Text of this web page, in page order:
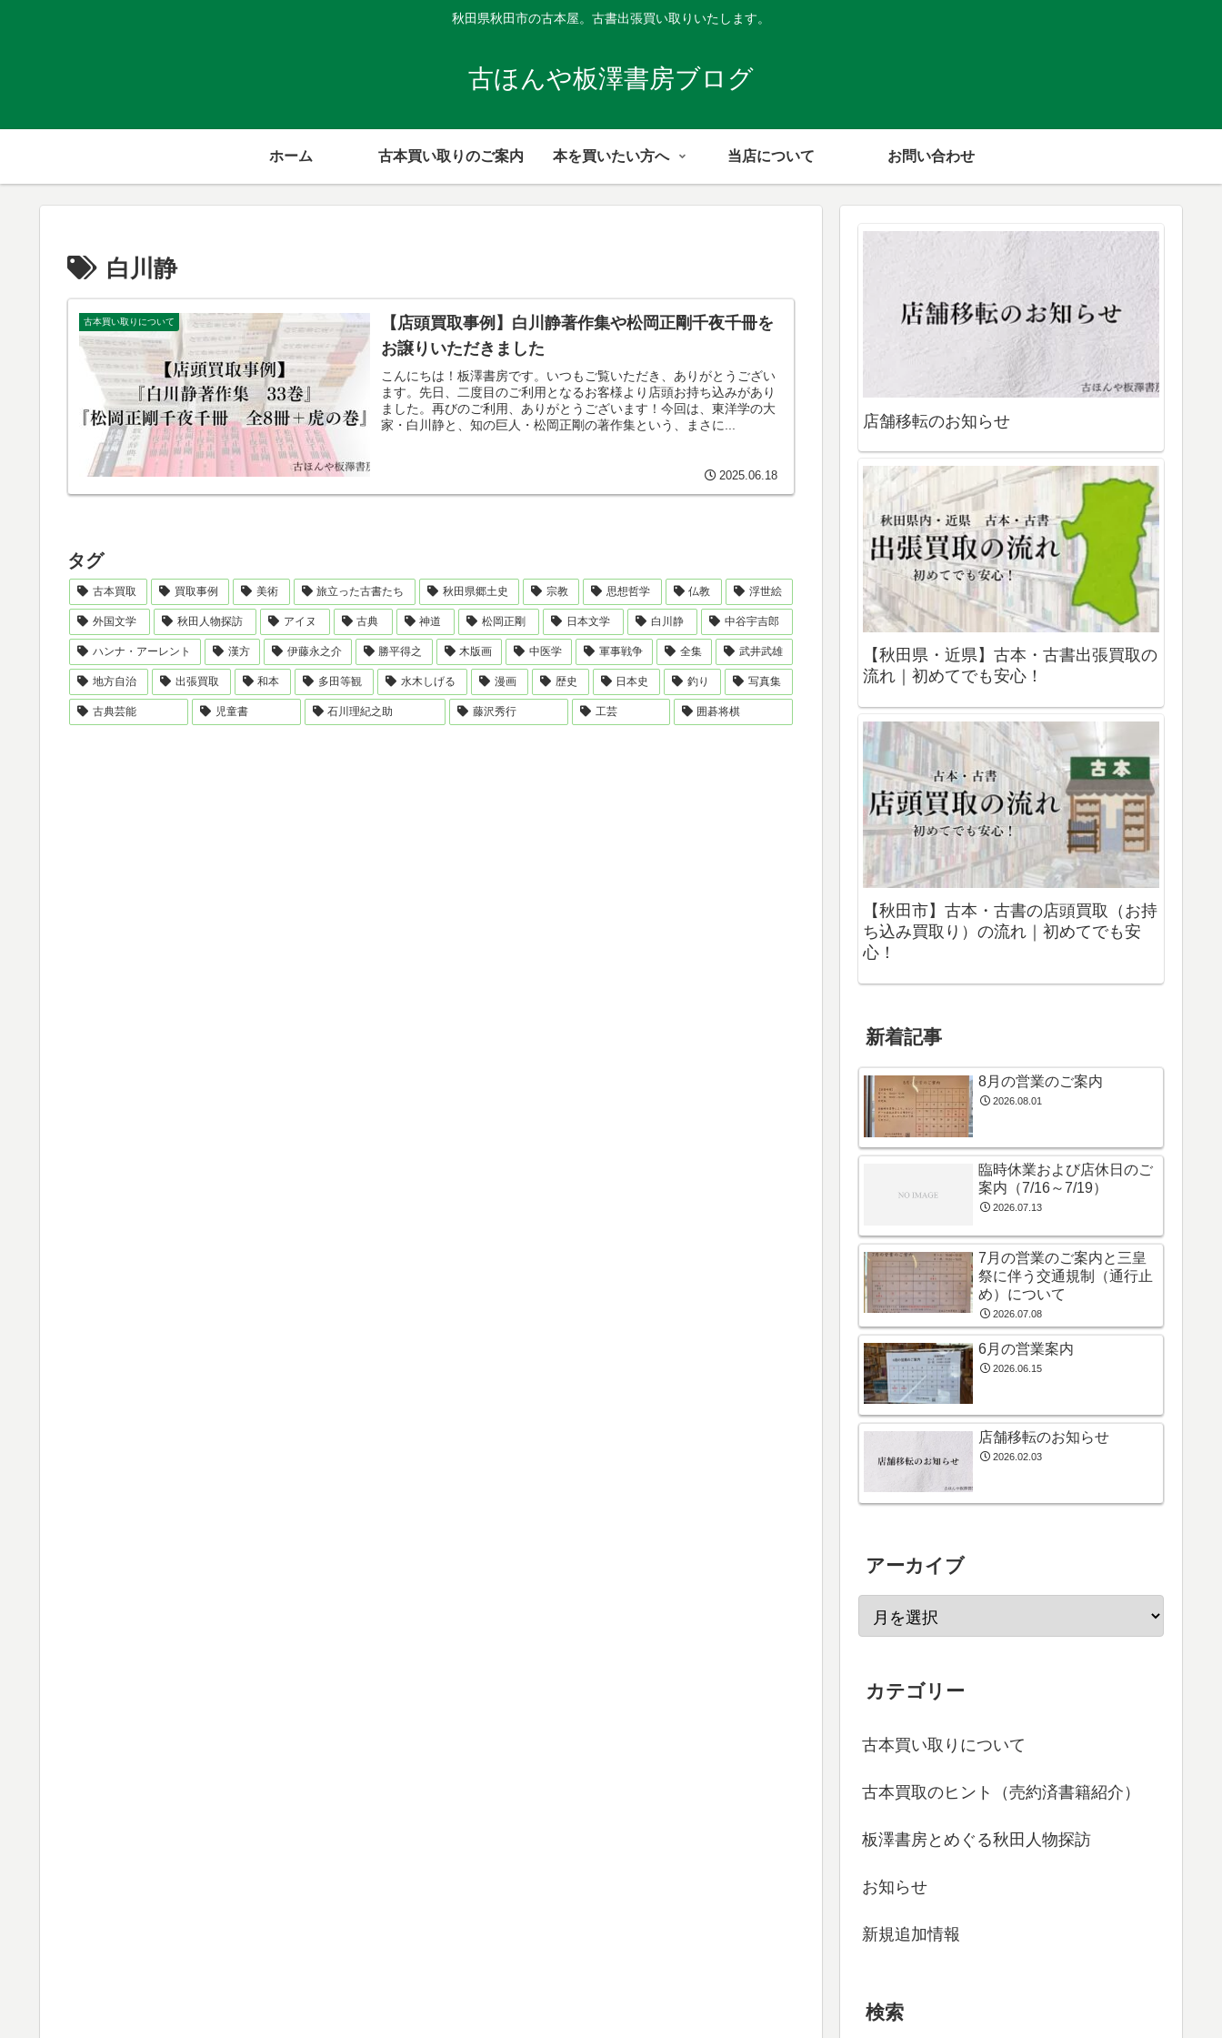
秋田県秋田市の古本屋。古書出張買い取りいたします。
古ほんや板澤書房ブログ
ホーム 古本買い取りのご案内 本を買いたい方へ 当店について お問い合わせ
白川静
古本買い取りについて
【店頭買取事例】白川静著作集や松岡正剛千夜千冊を
お譲りいただきました
こんにちは！板澤書房です。いつもご覧いただき、ありがとうござい
ます。先日、二度目のご利用となるお客様より店頭お持ち込みがあり
ました。再びのご利用、ありがとうございます！今回は、東洋学の大
家・白川静と、知の巨人・松岡正剛の著作集という、まさに...
2025.06.18
タグ
古本買取 買取事例 美術 旅立った古書たち 秋田県郷土史 宗教 思想哲学 仏教 浮世絵
外国文学 秋田人物探訪 アイヌ 古典 神道 松岡正剛 日本文学 白川静 中谷宇吉郎
ハンナ・アーレント 漢方 伊藤永之介 勝平得之 木版画 中医学 軍事戦争 全集 武井武雄
地方自治 出張買取 和本 多田等観 水木しげる 漫画 歴史 日本史 釣り 写真集
古典芸能 児童書 石川理紀之助 藤沢秀行 工芸 囲碁将棋
店舗移転のお知らせ
【秋田県・近県】古本・古書出張買取の
流れ｜初めてでも安心！
【秋田市】古本・古書の店頭買取（お持
ち込み買取り）の流れ｜初めてでも安
心！
新着記事
8月の営業のご案内
2026.08.01
臨時休業および店休日のご
案内（7/16～7/19）
2026.07.13
7月の営業のご案内と三皇
祭に伴う交通規制（通行止
め）について
2026.07.08
6月の営業案内
2026.06.15
店舗移転のお知らせ
2026.02.03
アーカイブ
カテゴリー
古本買い取りについて
古本買取のヒント（売約済書籍紹介）
板澤書房とめぐる秋田人物探訪
お知らせ
新規追加情報
検索